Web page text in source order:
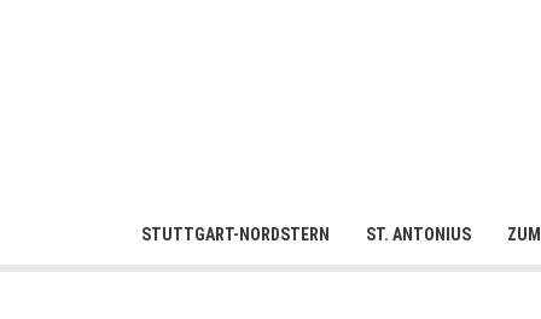
STUTTGART-NORDSTERN ST. ANTONIUS